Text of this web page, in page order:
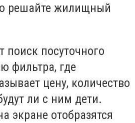
решайте жилищный
поиск посуточного
фильтра, где
цену, количество
ли с ним дети.
экране отобразятся